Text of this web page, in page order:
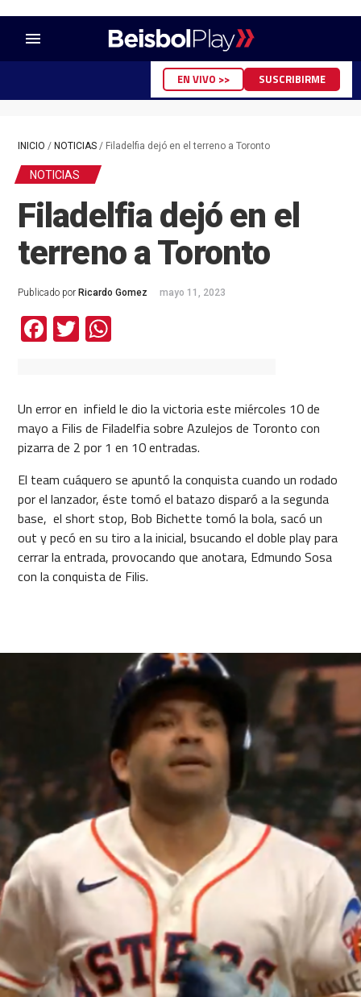
menu
EN VIVO >> SUSCRIBIRME
INICIO / NOTICIAS/ Filadelfia dejó en el terreno a Toronto
NOTICIAS
Filadelfia dejó en el
terreno a Toronto
Publicado por Ricardo Gomez mayo 11, 2023
Facebook
TwitterWhatsApp
Un error en infield le dio la victoria este miércoles 10 de
mayo a Filis de Filadelfia sobre Azulejos de Toronto con
pizarra de 2 por 1 en 10 entradas.
El team cuáquero se apuntó la conquista cuando un rodado
por el lanzador, éste tomó el batazo disparó a la segunda
base, el short stop, Bob Bichette tomó la bola, sacó un
out y pecó en su tiro a la inicial, bsucando el doble play para
cerrar la entrada, provocando que anotara, Edmundo Sosa
con la conquista de Filis.